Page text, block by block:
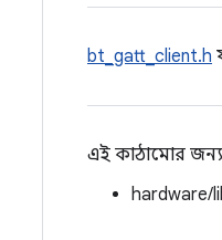
bt_gatt_client.h
এই কাঠামোর
hardware/